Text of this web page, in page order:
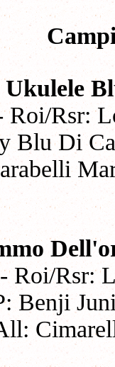
Rsr:
Blu Di
Roi/Rsr:
Benji